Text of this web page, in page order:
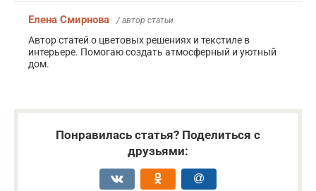
Елена Смирнова / автор статьи
Автор статей о цветовых решениях и текстиле в
интерьере. Помогаю создать атмосферный и уютный
дом.
Понравилась статья? Поделиться с
друзьями: